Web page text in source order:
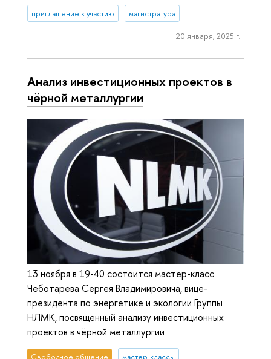
приглашение к участию магистратура
20 января, 2025 г.
Анализ инвестиционных проектов в
чёрной металлургии
13 ноября в 19-40 состоится мастер-класс
Чеботарева Сергея Владимировича, вице-
президента по энергетике и экологии Группы
НЛМК, посвященный анализу инвестиционных
проектов в чёрной металлургии
Свободное общение мастер-классы